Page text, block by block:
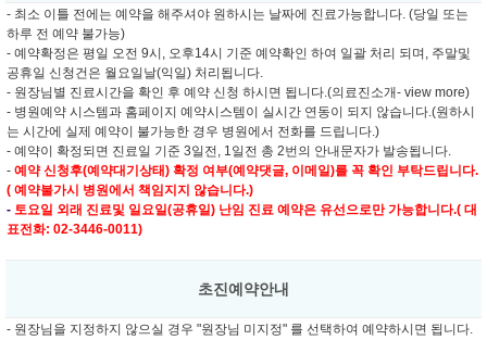
- 최소 이틀 전에는 예약을 해주셔야 원하시는 날짜에 진료가능합니다. (당일 또는
하루 전 예약 불가능)
- 예약확정은 평일 오전 9시, 오후14시 기준 예약확인 하여 일괄 처리 되며, 주말및
공휴일 신청건은 월요일날(익일) 처리됩니다.
- 원장님별 진료시간을 확인 후 예약 신청 하시면 됩니다.(의료진소개- view more)
- 병원예약 시스템과 홈페이지 예약시스템이 실시간 연동이 되지 않습니다.(원하시
는 시간에 실제 예약이 불가능한 경우 병원에서 전화를 드립니다.)
- 예약이 확정되면 진료일 기준 3일전, 1일전 총 2번의 안내문자가 발송됩니다.
- 예약 신청후(예약대기상태) 확정 여부(예약댓글, 이메일)를 꼭 확인 부탁드립니다.
( 예약불가시 병원에서 책임지지 않습니다.)
- 토요일 외래 진료및 일요일(공휴일) 난임 진료 예약은 유선으로만 가능합니다.( 대
표전화: 02-3446-0011)
초진예약안내
- 원장님을 지정하지 않으실 경우 "원장님 미지정" 를 선택하여 예약하시면 됩니다.